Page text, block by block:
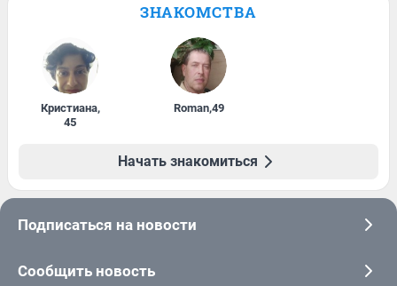
ЗНАКОМСТВА
Кристиана,
45
Roman,49
Начать знакомиться
Подписаться на новости
Сообщить новость